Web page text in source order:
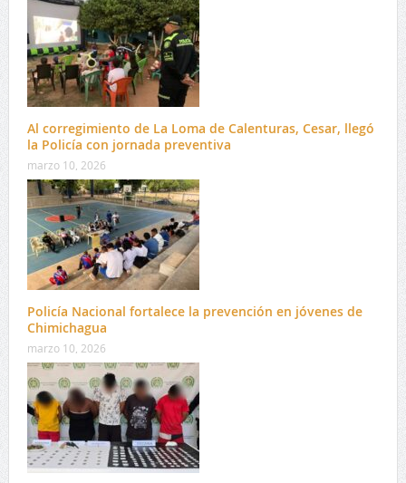
Al corregimiento de La Loma de Calenturas, Cesar, llegó
la Policía con jornada preventiva
marzo 10, 2026
Policía Nacional fortalece la prevención en jóvenes de
Chimichagua
marzo 10, 2026